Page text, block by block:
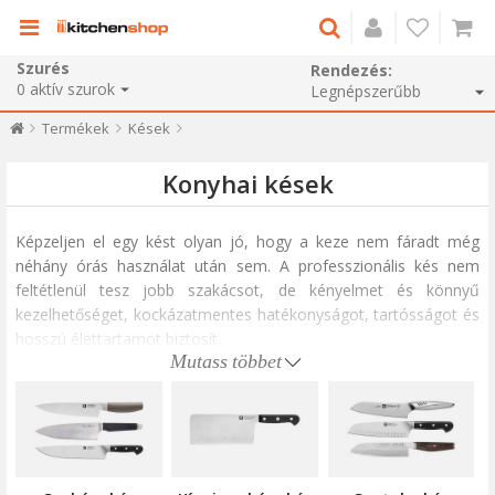
Szurés
0 aktív szurok
Rendezés:
Termékek Kések
Konyhai kések
Képzeljen el egy kést olyan jó, hogy a keze nem fáradt még
néhány órás használat után sem. A professzionális kés nem
feltétlenül tesz jobb szakácsot, de kényelmet és könnyű
kezelhetőséget, kockázatmentes hatékonyságot, tartósságot és
hosszú élettartamot biztosít.
Késgyűjteményünk mindent tartalmaz, amire szüksége van az
otthoni konyhájában, az univerzális késtől a csontozás késéig, a
gyümölcs- és zöldséghámozáshoz használt késig, a kenyérkésig,
a szeletelő késig. Ha speciális hasznosságú késeket keres, akkor
Mutass többet